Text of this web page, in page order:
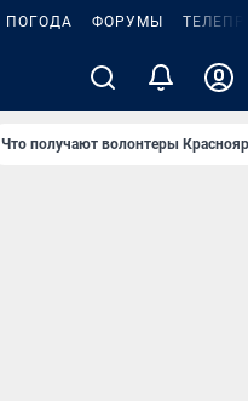
ПОГОДА ФОРУМЫ
Что получают волонтеры